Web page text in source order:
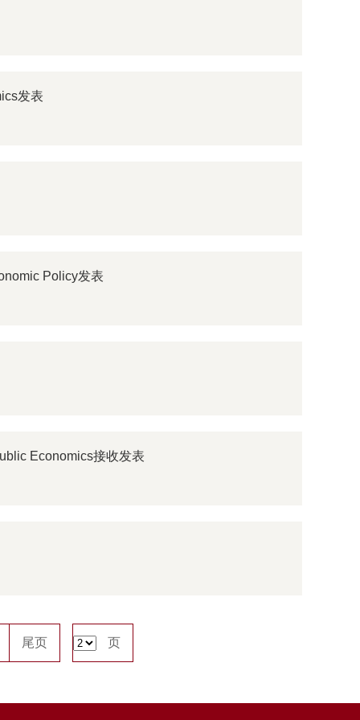
发表
Policy发表
Economics接收发表
尾页 页